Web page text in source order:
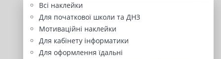
Всі наклейки
Для початкової школи та ДНЗ
Мотиваційні наклейки
Для кабінету інформатики
Для оформлення їдальні